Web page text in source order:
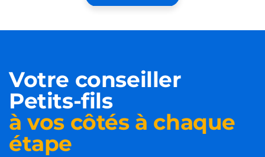
Votre conseiller
Petits-fils
à vos côtés à chaque
étape